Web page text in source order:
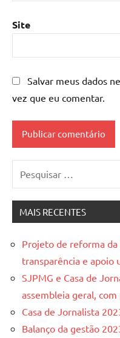
Site
Salvar meus dados
vez que eu comentar.
MAIS RECENTES
Projeto de reforma da
transparência e apoio
SJPMG e Casa de
assembleia geral,
Casa de Jornalista
Balanço da gestão